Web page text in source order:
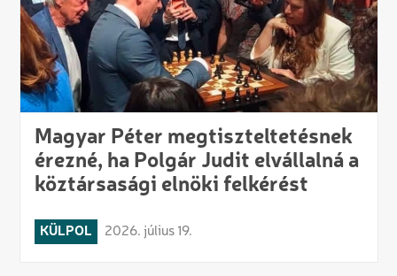
Magyar Péter megtiszteltetésnek
érezné, ha Polgár Judit elvállalná a
köztársasági elnöki felkérést
KÜLPOL 2026. július 19.